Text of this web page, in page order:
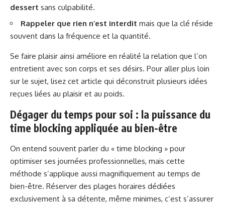
dessert sans culpabilité.
Rappeler que rien n’est interdit mais que la clé réside
souvent dans la fréquence et la quantité.
Se faire plaisir ainsi améliore en réalité la relation que l’on
entretient avec son corps et ses désirs. Pour aller plus loin
sur le sujet, lisez cet article qui déconstruit plusieurs idées
reçues liées au plaisir et au poids.
Dégager du temps pour soi : la puissance du
time blocking appliquée au bien-être
On entend souvent parler du « time blocking » pour
optimiser ses journées professionnelles, mais cette
méthode s’applique aussi magnifiquement au temps de
bien-être. Réserver des plages horaires dédiées
exclusivement à sa détente, même minimes, c’est s’assurer